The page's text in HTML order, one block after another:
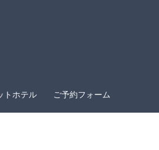
トホテル ご予約フォーム